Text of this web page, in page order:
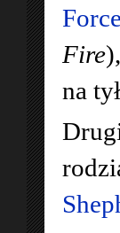
Force
Fire
na